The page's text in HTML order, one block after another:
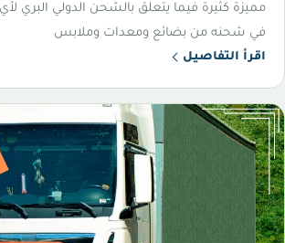
مميزة كثيرة فيما يتعلق بالشحن الدولي البري
في شحنه من بضائع ومعدات وملابس
اقرأ التفاصيل